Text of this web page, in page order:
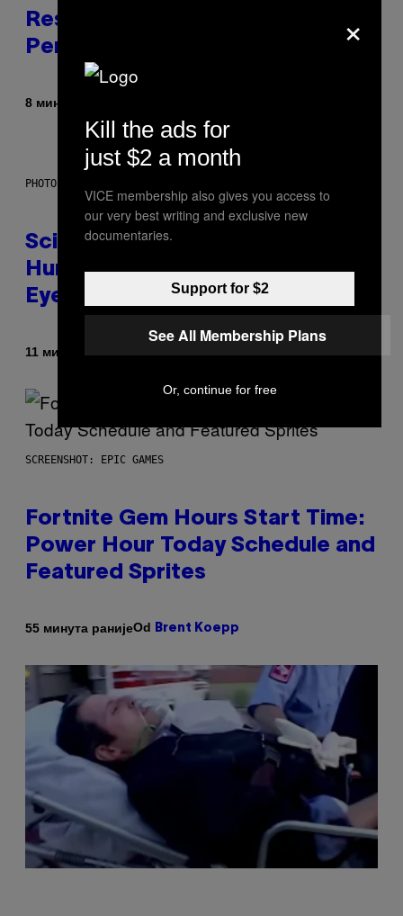
Responds to Major PC
Performance Issues
8 минута раније
PHOTO: CSA IMAGES / GETTY IMAGES
Scientists Just Traced the
Human Eye Back to a Tiny One-
Eyed Creature
11 минута раније
SCREENSHOT: EPIC GAMES
Fortnite Gem Hours Start Time:
Power Hour Today Schedule and
Featured Sprites
55 минута ранијеOd Brent Koepp
×
Kill the ads for
just $2 a month
VICE membership also gives you access to
our very best writing and exclusive new
documentaries.
Support for $2
See All Membership Plans
Or, continue for free